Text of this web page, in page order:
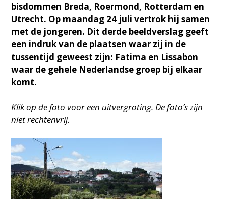
bisdommen Breda, Roermond, Rotterdam en
Utrecht. Op maandag 24 juli vertrok hij samen
met de jongeren. Dit derde beeldverslag geeft
een indruk van de plaatsen waar zij in de
tussentijd geweest zijn: Fatima en Lissabon
waar de gehele Nederlandse groep bij elkaar
komt.
Klik op de foto voor een uitvergroting. De foto’s zijn
niet rechtenvrij.